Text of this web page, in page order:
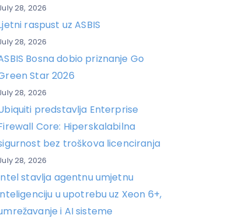
28, 2026
raspust uz ASBIS
28, 2026
Bosna dobio priznanje Go
Star 2026
28, 2026
predstavlja Enterprise
Core: Hiperskalabilna
bez troškova licenciranja
28, 2026
stavlja agentnu umjetnu
u upotrebu uz Xeon 6+,
i AI sisteme